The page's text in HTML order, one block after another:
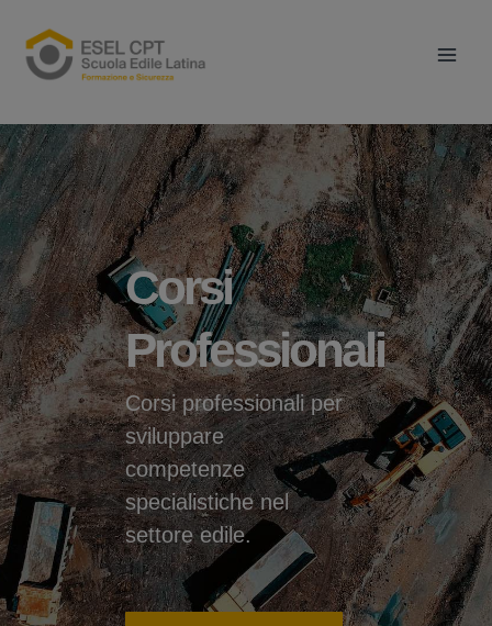
contenuto
Corsi
Professionali
Corsi professionali per
sviluppare
competenze
specialistiche nel
settore edile.